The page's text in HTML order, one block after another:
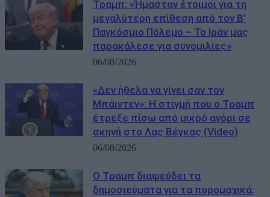
Τραμπ: «Ήμασταν έτοιμοι για τη
μεγαλύτερη επίθεση από τον Β’
Παγκόσμιο Πόλεμο – Το Ιράν μας
παρακάλεσε για συνομιλίες»
06/08/2026
«Δεν ήθελα να γίνει σαν τον
Μπάιντεν»: Η στιγμή που ο Τραμπ
έτρεξε πίσω από μικρό αγόρι σε
σκηνή στο Λας Βέγκας (Video)
06/08/2026
Ο Τραμπ διαψεύδει τα
δημοσιεύματα για τα πυρομαχικά: